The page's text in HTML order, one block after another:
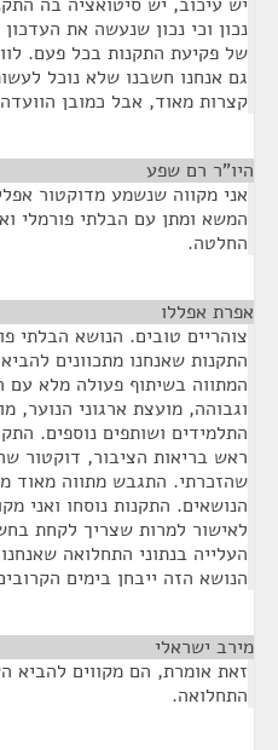
נכון וכי נכון שנעשה את
של פקיעת התקנות בכל פעם.
גם אנחנו חשבנו שלא נוכל
קצרות מאוד, אבל כמובן
היו"ר רם שפע
אני מקווה שנשמע מדוקטור
המשא ומתן עם הבלתי פורמלי
החלטה.
אפרת אפללו
צוהריים טובים. הנושא הבלתי
התקנות שאנחנו מתכוונים
המתווה בשיתוף פעולה מלא
וגבוהה, מועצת ארגוני הנוער,
התלמידים ושותפים נוספים.
ראש בריאות הציבור, דוקטור
שהזכרתי. התגבש מתווה מאוד
הנושאים. התקנות נוסחו ואני
לאישור למרות שצריך לקחת
העלייה בנתוני התחלואה
הנושא הזה ייבחן בימים
מירב ישראלי
זאת אומרת, הם מקווים להביא
התחלואה.